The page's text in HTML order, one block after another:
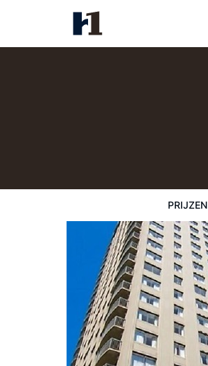
PRIJZEN